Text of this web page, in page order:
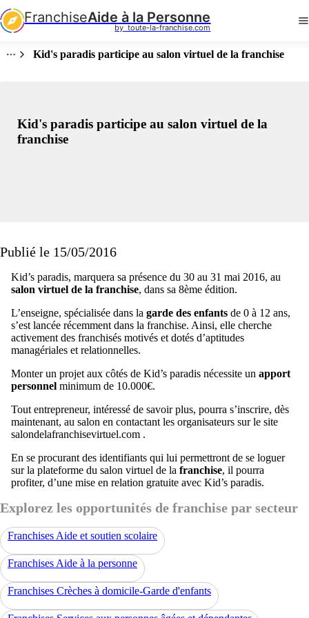
FranchiseAide à la Personne
by  toute-la-franchise.com
Kid's paradis participe au salon virtuel de la franchise
Kid's paradis participe au salon virtuel de la
franchise
Publié le 15/05/2016
Kid’s paradis, marquera sa présence du 30 au 31 mai 2016, au
salon virtuel de la franchise, dans sa 8ème édition.
L’enseigne, spécialisée dans la garde des enfants de 0 à 12 ans,
s’est lancée récemment dans la franchise. Ainsi, elle cherche
activement des franchisés motivés et dotés d’aptitudes
managériales et relationnelles.
Monter un projet aux côtés de Kid’s paradis nécessite un apport
personnel minimum de 10.000€.
Tout entrepreneur, intéressé de savoir plus, pourra s’inscrire, dès
maintenant, au salon en contactant les organisateurs sur le site
salondelafranchisevirtuel.com .
En se procurant des identifiants qui lui permettront de se loguer
sur la plateforme du salon virtuel de la franchise, il pourra
profiter, d’une mise en relation gratuite avec Kid’s paradis.
Explorez les opportunités de franchise par secteur
Franchises Aide et soutien scolaire
Franchises Aide à la personne
Franchises Crèches à domicile-Garde d'enfants